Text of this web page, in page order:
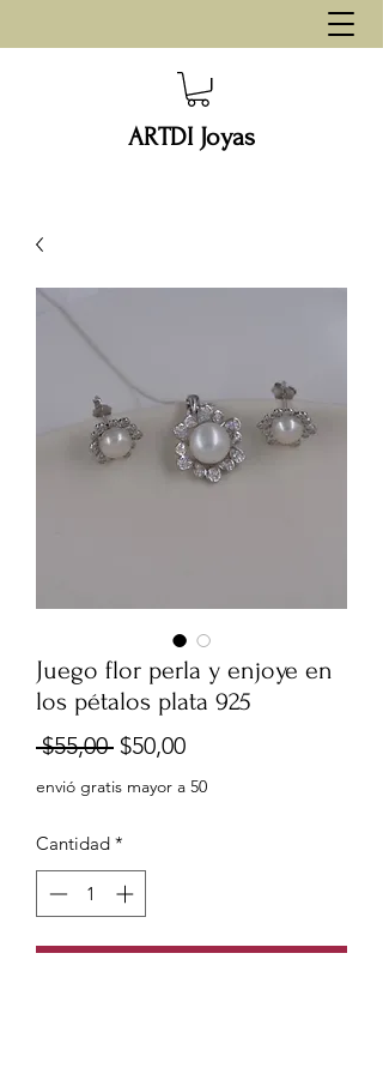
ARTDI Joyas
Juego flor perla y enjoye en
los pétalos plata 925
$55,00 Precio
$50,00Precio
de
envió gratis mayor a 50
Cantidad *